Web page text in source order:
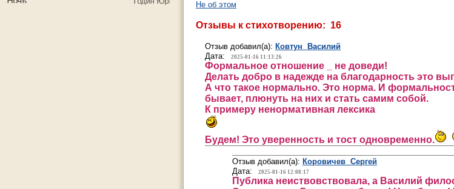
Не об этом
Отзывы к стихотворению: 16
Отзыв добавил(а): Ковтун Василий
Дата:
2025-01-16 11:13:26
Формальное отношение _ не доведи!
Делать добро в надежде на благодарность это
А что такое нормально. Это норма. И
бывает, плюнуть на них и стать самим собой.
К примеру ненормативная лексика
Будем! Это уверенность и тост одновременно.
Отзыв добавил(а): Коровичев Сергей
Дата:
2025-01-16 12:08:17
Публика неиствовствовала, а Василий